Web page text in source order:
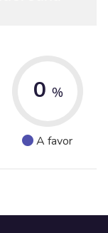
0 %
A favor